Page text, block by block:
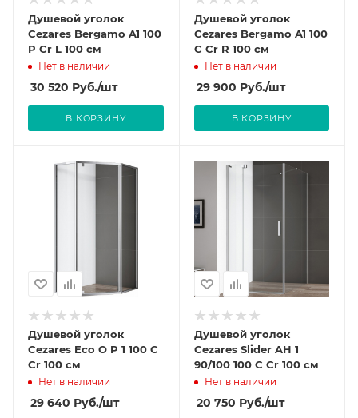
Душевой уголок
Cezares Bergamo A1 100
P Cr L 100 см
Нет в наличии
30 520 Руб./шт
В КОРЗИНУ
Душевой уголок
Cezares Bergamo A1 100
C Cr R 100 см
Нет в наличии
29 900 Руб./шт
В КОРЗИНУ
Душевой уголок
Cezares Eco O P 1 100 C
Cr 100 см
Нет в наличии
29 640 Руб./шт
Душевой уголок
Cezares Slider AH 1
90/100 100 C Cr 100 см
Нет в наличии
20 750 Руб./шт